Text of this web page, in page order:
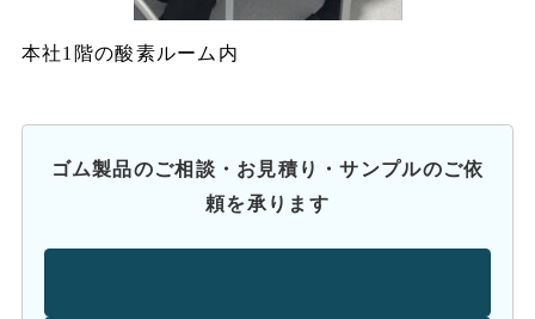
本社1階の酸素ルーム内
ゴム製品のご相談・お見積り・サンプルのご依
頼を承ります